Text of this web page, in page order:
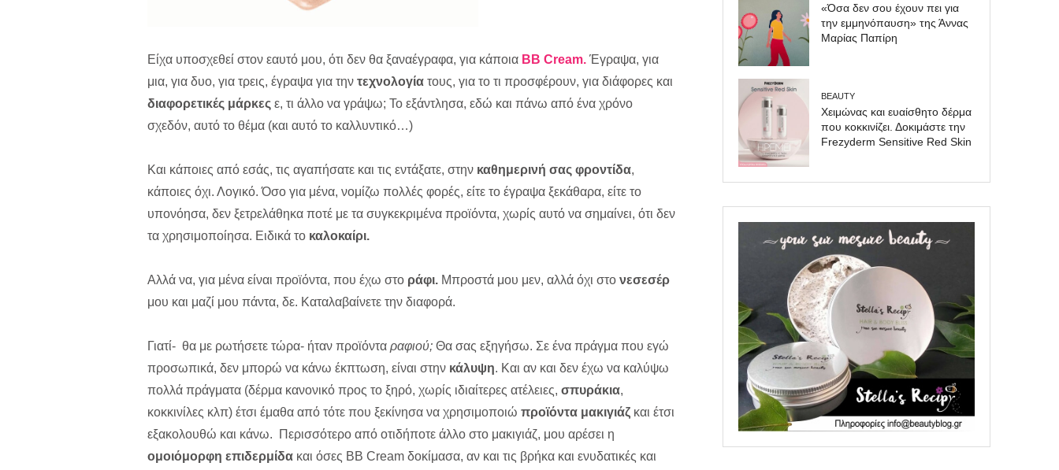
Είχα υποσχεθεί στον εαυτό μου, ότι δεν θα ξαναέγραφα, για κάποια BB Cream. Έγραψα, για
μια, για δυο, για τρεις, έγραψα για την τεχνολογία τους, για το τι προσφέρουν, για διάφορες και
διαφορετικές μάρκες ε, τι άλλο να γράψω; Το εξάντλησα, εδώ και πάνω από ένα χρόνο
σχεδόν, αυτό το θέμα (και αυτό το καλλυντικό…)
Και κάποιες από εσάς, τις αγαπήσατε και τις εντάξατε, στην καθημερινή σας φροντίδα,
κάποιες όχι. Λογικό. Όσο για μένα, νομίζω πολλές φορές, είτε το έγραψα ξεκάθαρα, είτε το
υπονόησα, δεν ξετρελάθηκα ποτέ με τα συγκεκριμένα προϊόντα, χωρίς αυτό να σημαίνει, ότι δεν
τα χρησιμοποίησα. Ειδικά το καλοκαίρι.
Αλλά να, για μένα είναι προϊόντα, που έχω στο ράφι. Μπροστά μου μεν, αλλά όχι στο νεσεσέρ
μου και μαζί μου πάντα, δε. Καταλαβαίνετε την διαφορά.
Γιατί- θα με ρωτήσετε τώρα- ήταν προϊόντα ραφιού; Θα σας εξηγήσω. Σε ένα πράγμα που εγώ
προσωπικά, δεν μπορώ να κάνω έκπτωση, είναι στην κάλυψη. Και αν και δεν έχω να καλύψω
πολλά πράγματα (δέρμα κανονικό προς το ξηρό, χωρίς ιδιαίτερες ατέλειες, σπυράκια,
κοκκινίλες κλπ) έτσι έμαθα από τότε που ξεκίνησα να χρησιμοποιώ προϊόντα μακιγιάζ και έτσι
εξακολουθώ και κάνω. Περισσότερο από οτιδήποτε άλλο στο μακιγιάζ, μου αρέσει η
ομοιόμορφη επιδερμίδα και όσες BB Cream δοκίμασα, αν και τις βρήκα και ενυδατικές και
«Όσα δεν σου έχουν πει για
την εμμηνόπαυση» της Άννας
Μαρίας Παπίρη
BEAUTY
Χειμώνας και ευαίσθητο δέρμα
που κοκκινίζει. Δοκιμάστε την
Frezyderm Sensitive Red Skin